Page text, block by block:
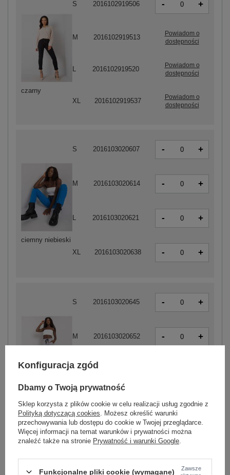
ciemny niebieski
S 2016103020607 - +
M 2016103020614 - +
L 2016103020621 - +
XL 2016103020638 - +
szary
S 2016103020645 - +
M 2016103020652 - +
L 2016103020669
XL 2016103020676 - +
czarny
S 2016102919506 - +
M 2016102919513
Powiadom o
dostępności
2016102919520
Powiadom o
dostępności
XL 2016102919537
Powiadom o
dostępności
Konfiguracja zgód
Dbamy o Twoją prywatność
Sklep korzysta z plików cookie w celu realizacji usług zgodnie z
Polityką dotyczącą cookies . Możesz określić warunki
przechowywania lub dostępu do cookie w Twojej przeglądarce.
Więcej informacji na temat warunków i prywatności można
znaleźć także na stronie Prywatność i warunki Google
Funkcjonalne pliki cookie (wymagane)
Zawsze